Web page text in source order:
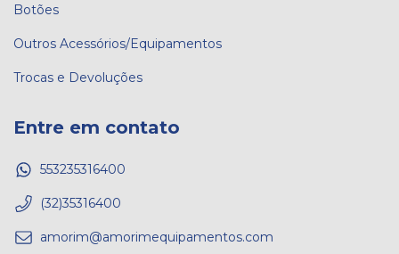
Botões
Outros Acessórios/Equipamentos
Trocas e Devoluções
Entre em contato
553235316400
(32)35316400
amorim@amorimequipamentos.com